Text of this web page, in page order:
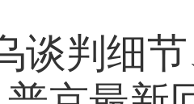
谈判细